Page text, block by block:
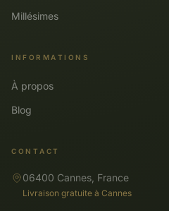
Millésimes
INFORMATIONS
À propos
Blog
CONTACT
06400 Cannes, France
Livraison gratuite à Cannes